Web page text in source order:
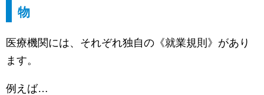
物
医療機関には、それぞれ独自の《就業規則》があり
ます。
例えば…